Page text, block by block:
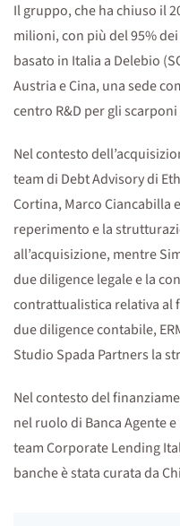
Il gruppo, che ha chiuso il
milioni, con più del 95%
basato in Italia a Delebio
Austria e Cina, una sede
centro R&D per gli
Nel contesto
team di Debt Advisory di
Cortina, Marco Ciancabilla
reperimento e la
all’acquisizione, mentre
due diligence legale e la
contrattualistica relativa al
due diligence contabile,
Studio Spada Partners la
Nel contesto del
nel ruolo di Banca Agente
team Corporate Lending
banche è stata curata da